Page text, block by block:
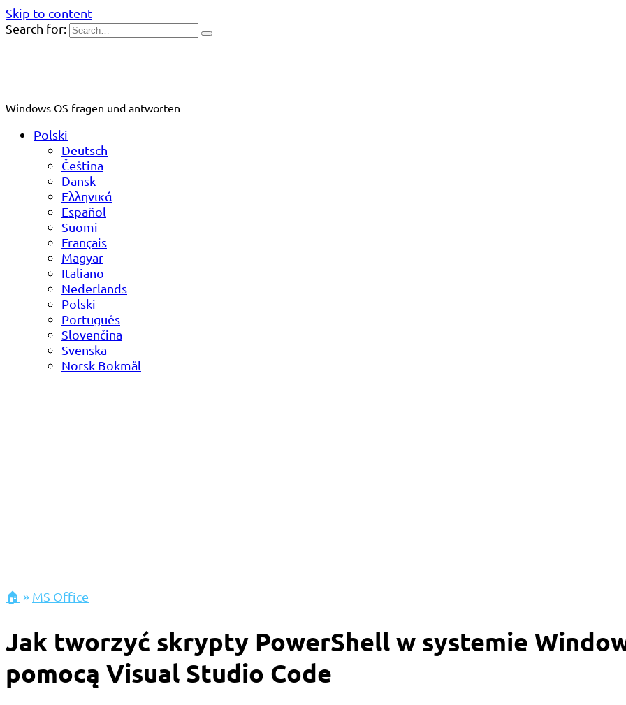
Skip to content
Search for:
Windows OS fragen und antworten
Polski
Deutsch
Čeština
Dansk
Ελληνικά
Español
Suomi
Français
Magyar
Italiano
Nederlands
Polski
Português
Slovenčina
Svenska
Norsk Bokmål
🏠 » MS Office
Jak tworzyć skrypty PowerShell w systemie
pomocą Visual Studio Code